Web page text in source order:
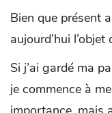
Bien que présent
aujourd’hui
Si j’ai gardé ma
je commence à